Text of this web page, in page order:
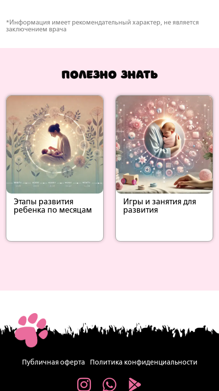
*Информация имеет рекомендательный характер, не является
заключением врача
Полезно знать
Этапы развития
ребенка по месяцам
Игры и занятия для
развития
Публичная оферта Политика конфиденциальности